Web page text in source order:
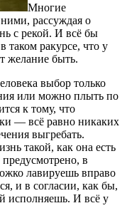
Многие
рассуждая о
с рекой. И всё бы
таком ракурсе, что у
желание быть.
выбор только
или можно плыть по
к тому, что
— всё равно никаких
выгребать.
такой, как она есть
в
лавируешь вправо
и в согласии, как бы,
исполняешь. И всё у